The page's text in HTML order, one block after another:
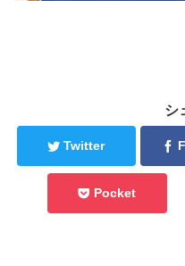
シ
Twitter
Pocket